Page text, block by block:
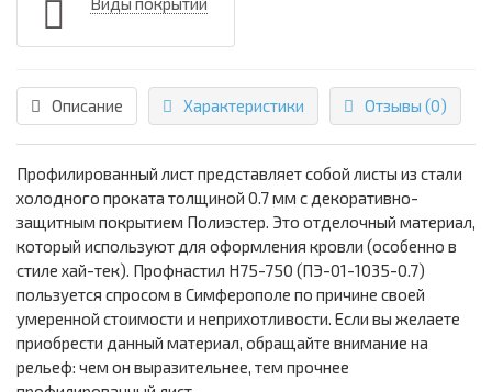
Описание Характеристики Отзывы (0)
Профилированный лист представляет собой листы из стали
холодного проката толщиной 0.7 мм с декоративно-
защитным покрытием Полиэстер. Это отделочный материал,
который используют для оформления кровли (особенно в
стиле хай-тек). Профнастил Н75-750 (ПЭ-01-1035-0.7)
пользуется спросом в Симферополе по причине своей
умеренной стоимости и неприхотливости. Если вы желаете
приобрести данный материал, обращайте внимание на
рельеф: чем он выразительнее, тем прочнее